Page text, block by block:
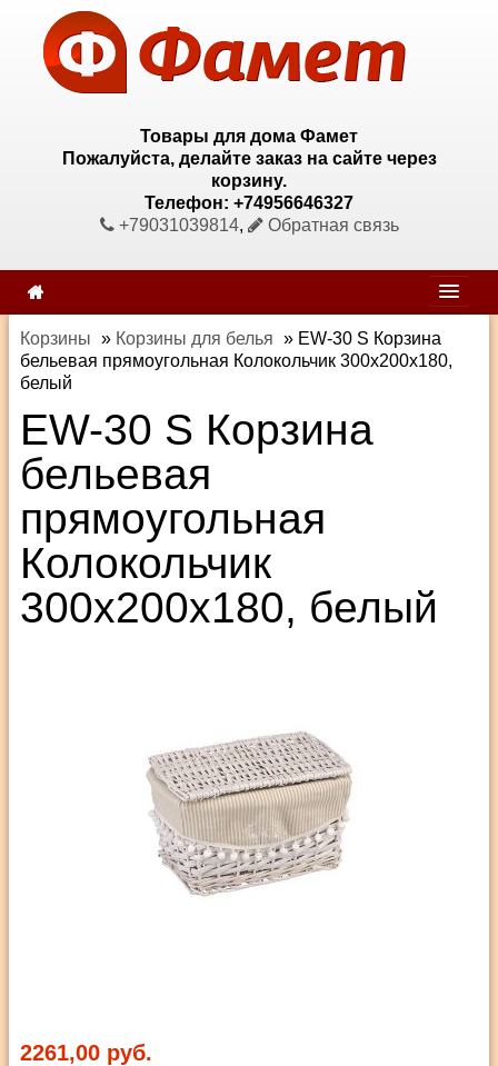
Товары для дома Фамет
Пожалуйста, делайте заказ на сайте через
корзину.
Телефон: +74956646327
+79031039814, Обратная связь
Корзины » Корзины для белья » EW-30 S Корзина
бельевая прямоугольная Колокольчик 300х200х180,
белый
EW-30 S Корзина
бельевая
прямоугольная
Колокольчик
300х200х180, белый
2261,00 руб.